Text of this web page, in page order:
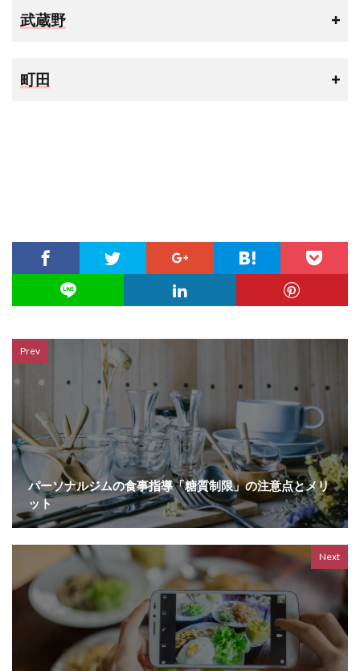
武蔵野
町田
Prev
パーソナルジムの食事指導「糖質制限」の注意点とメリ
ット
Next